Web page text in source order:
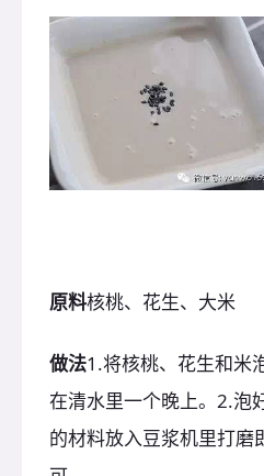
原料核桃、花生、大米
做法1.将核桃、花生和米
在清水里一个晚上。2.泡
的材料放入豆浆机里打磨